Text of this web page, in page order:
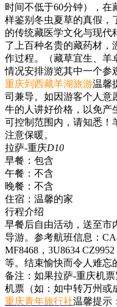
时间不低于60分钟），
样鉴别冬虫夏草的真假，
的传统藏医学文化与现代
了上百种名贵的藏药材，
作过程。（藏草宜生、羊
情况安排游览其中一个参
重庆到西藏羊湖旅游温馨
司兼导。如因游客个人意
牛的人讲好价格，以免产
可控制范围内，请知悉！
注意保暖。
拉萨-重庆D10
早餐： 包含
午餐： 不含
晚餐： 不含
住宿： 温馨的家
行程介绍
早餐后自由活动，送至市
导游。参考航班信息：
MF8468，3U8634
等。结束愉快而令人难忘
备注：如果拉萨-重庆机
机票（如：如中转万州或
重庆青年旅行社温馨提示